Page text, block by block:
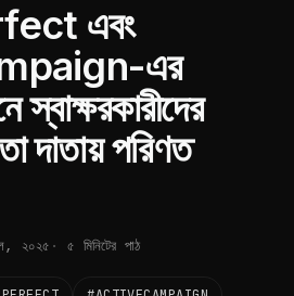
এবং
এর
স্বাক্ষরকারীদের
দাতায় পরিণত
২০২৫ ৫ মিনিটের পাঠ